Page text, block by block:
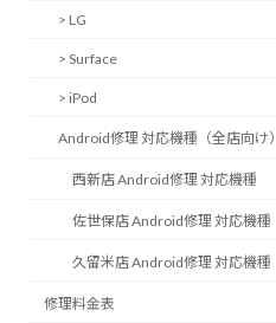
> LG
> Surface
> iPod
Android修理 対応機種（全店向け）
西新店 Android修理 対応機種
佐世保店 Android修理 対応機種
久留米店 Android修理 対応機種
修理料金表